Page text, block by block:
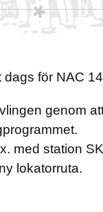
dags för NAC
genom
med station
lokatorruta.